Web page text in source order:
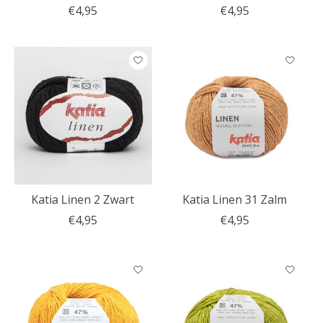
€4,95
€4,95
Katia Linen 2 Zwart
€4,95
Katia Linen 31 Zalm
€4,95